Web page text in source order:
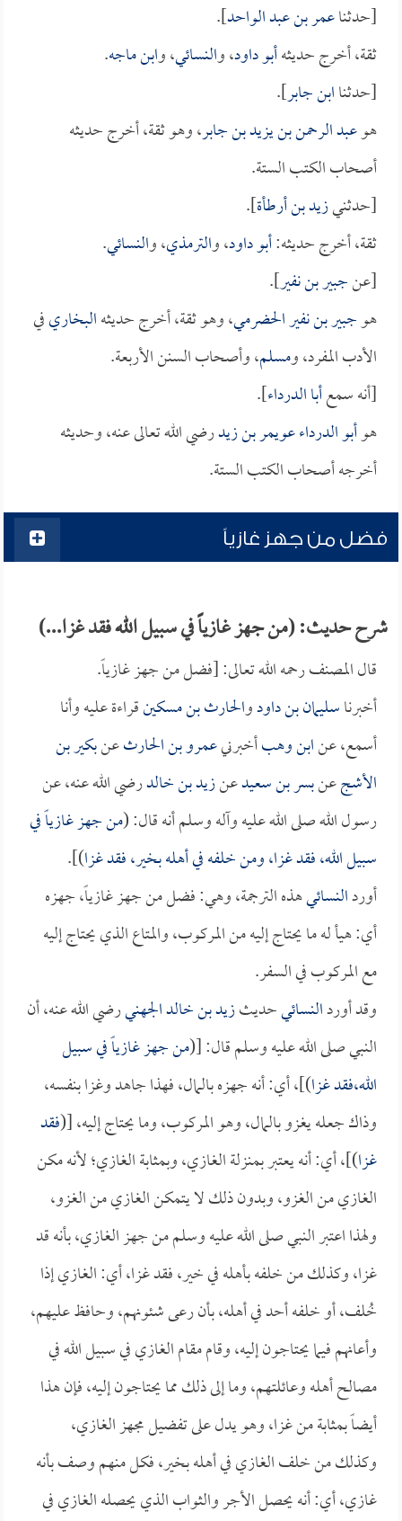
[حدثناعمر بن عبد الواحد].
ثقة، أخرج حديثهأبو داود، والنسائي، وابن ماجه.
[حدثناابن جابر].
هوعبد الرحمن بن يزيد بن جابر، وهو ثقة، أخرج حديثه
أصحاب الكتب الستة.
[حدثنيزيد بن أرطأة].
ثقة، أخرج حديثه:أبو داود، والترمذي، والنسائي.
[عنجبير بن نفير].
هوجبير بن نفير الحضرمي، وهو ثقة، أخرج حديثهالبخاريفي
الأدب المفرد، ومسلم، وأصحاب السنن الأربعة.
[أنه سمعأبا الدرداء].
هوأبو الدرداء عويمر بن زيدرضي الله تعالى عنه، وحديثه
أخرجه أصحاب الكتب الستة.
فضل من جهز غازياً
شرح حديث: (من جهز غازياً في سبيل الله فقد غزا...)
قال المصنف رحمه الله تعالى: [فضل من جهز غازياً.
أخبرناسليمان بن داودوالحارث بن مسكينقراءة عليه وأنا
أسمع، عنابن وهبأخبرنيعمرو بن الحارثعنبكير بن
الأشجعنبسر بن سعيدعنزيد بن خالدرضي الله عنه، عن
رسول الله صلى الله عليه وآله وسلم أنه قال: (من جهز غازياً في
سبيل الله، فقد غزا، ومن خلفه في أهله بخير، فقد غزا)].
أوردالنسائيهذه الترجمة، وهي: فضل من جهز غازياً، جهزه
أي: هيأ له ما يحتاج إليه من المركوب، والمتاع الذي يحتاج إليه
مع المركوب في السفر.
وقد أوردالنسائيحديثزيد بن خالد الجهنيرضي الله عنه، أن
النبي صلى الله عليه وسلم قال: [(من جهز غازياً في سبيل
الله،فقد غزا)]، أي: أنه جهزه بالمال، فهذا جاهد وغزا بنفسه،
وذاك جعله يغزو بالمال، وهو المركوب، وما يحتاج إليه، [(فقد
غزا)]، أي: أنه يعتبر بمنزلة الغازي، وبمثابة الغازي؛ لأنه مكن
الغازي من الغزو، وبدون ذلك لا يتمكن الغازي من الغزو،
ولهذا اعتبر النبي صلى الله عليه وسلم من جهز الغازي، بأنه قد
غزا، وكذلك من خلفه بأهله في خير، فقد غزا، أي: الغازي إذا
خُلف، أو خلفه أحد في أهله، بأن رعى شئونهم، وحافظ عليهم،
وأعانهم فيما يحتاجون إليه، وقام مقام الغازي في سبيل الله في
مصالح أهله وعائلتهم، وما إلى ذلك مما يحتاجون إليه، فإن هذا
أيضاً بمثابة من غزا، وهو يدل على تفضيل مجهز الغازي،
وكذلك من خلف الغازي في أهله بخير، فكل منهم وصف بأنه
غازي، أي: أنه يحصل الأجر والثواب الذي يحصله الغازي في